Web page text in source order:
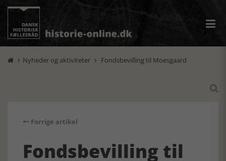
 Nyheder og aktiviteter  Fondsbevilling til Moesgaard

Forrige artikel
Fondsbevilling til